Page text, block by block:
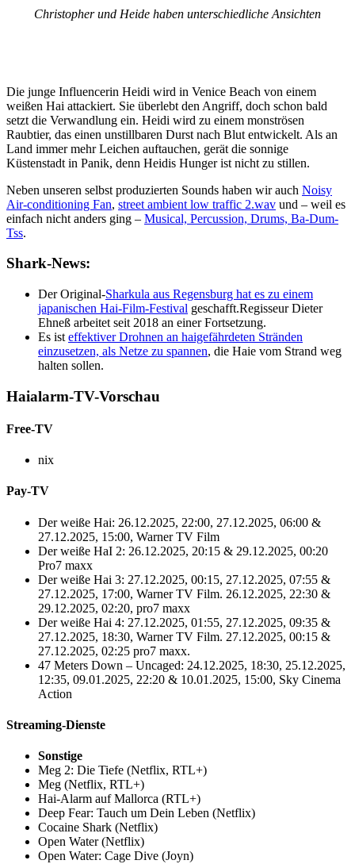
Christopher und Heide haben unterschiedliche Ansichten
Die junge Influencerin Heidi wird in Venice Beach von einem
weißen Hai attackiert. Sie überlebt den Angriff, doch schon bald
setzt die Verwandlung ein. Heidi wird zu einem monströsen
Raubtier, das einen unstillbaren Durst nach Blut entwickelt. Als an
Land immer mehr Leichen auftauchen, gerät die sonnige
Küstenstadt in Panik, denn Heidis Hunger ist nicht zu stillen.
Neben unseren selbst produzierten Sounds haben wir auch Noisy
Air-conditioning Fan, street ambient low traffic 2.wav und – weil es
einfach nicht anders ging – Musical, Percussion, Drums, Ba-Dum-
Tss.
Shark-News:
Der Original-Sharkula aus Regensburg hat es zu einem
japanischen Hai-Film-Festival geschafft.Regisseur Dieter
Ehneß arbeitet seit 2018 an einer Fortsetzung.
Es ist effektiver Drohnen an haigefährdeten Stränden
einzusetzen, als Netze zu spannen, die Haie vom Strand weg
halten sollen.
Haialarm-TV-Vorschau
Free-TV
nix
Pay-TV
Der weiße Hai: 26.12.2025, 22:00, 27.12.2025, 06:00 &
27.12.2025, 15:00, Warner TV Film
Der weiße HaI 2: 26.12.2025, 20:15 & 29.12.2025, 00:20
Pro7 maxx
Der weiße Hai 3: 27.12.2025, 00:15, 27.12.2025, 07:55 &
27.12.2025, 17:00, Warner TV Film. 26.12.2025, 22:30 &
29.12.2025, 02:20, pro7 maxx
Der weiße Hai 4: 27.12.2025, 01:55, 27.12.2025, 09:35 &
27.12.2025, 18:30, Warner TV Film. 27.12.2025, 00:15 &
27.12.2025, 02:25 pro7 maxx.
47 Meters Down – Uncaged: 24.12.2025, 18:30, 25.12.2025,
12:35, 09.01.2025, 22:20 & 10.01.2025, 15:00, Sky Cinema
Action
Streaming-Dienste
Sonstige
Meg 2: Die Tiefe (Netflix, RTL+)
Meg (Netflix, RTL+)
Hai-Alarm auf Mallorca (RTL+)
Deep Fear: Tauch um Dein Leben (Netflix)
Cocaine Shark (Netflix)
Open Water (Netflix)
Open Water: Cage Dive (Joyn)